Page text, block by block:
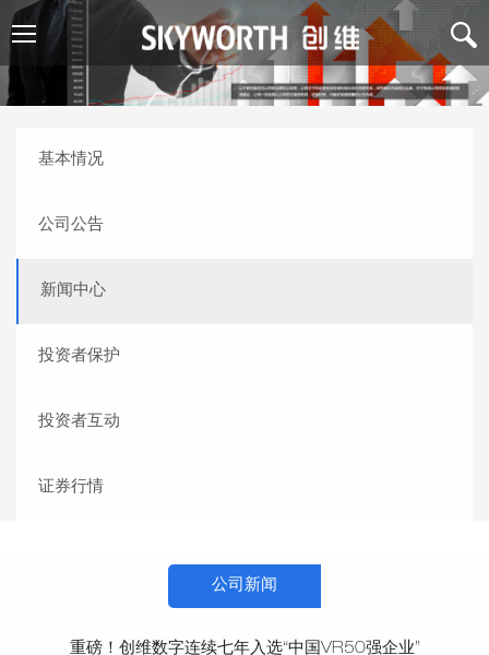
基本情况
公司公告
新闻中心
投资者保护
投资者互动
证券行情
公司新闻
重磅！创维数字连续七年入选“中国VR50强企业”